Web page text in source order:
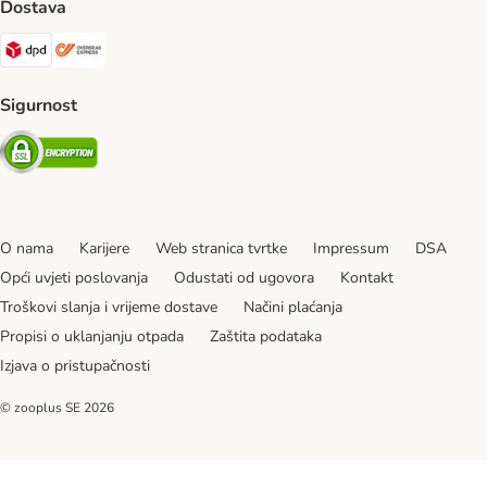
Dostava
DPD Shipping Method
Sigurnost
Security
O nama Karijere Web stranica tvrtke Impressum
DSA
Opći uvjeti poslovanja
Odustati od ugovora
Kontakt
Troškovi slanja i vrijeme dostave
Načini plaćanja
Propisi o uklanjanju otpada
Zaštita podataka
Izjava o pristupačnosti
© zooplus SE 2026